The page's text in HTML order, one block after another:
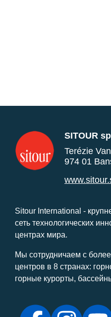
SITOUR
Terézie
974 01
Sitour International -
сеть технологических
центрах мира.
Мы сотрудничаем с
центров в 8 странах:
горные курорты,